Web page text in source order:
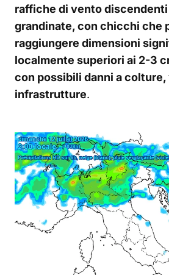
raffiche di vento
grandinate, con chicchi che
raggiungere dimensioni
localmente superiori ai 2-3
con possibili danni a
infrastrutture.